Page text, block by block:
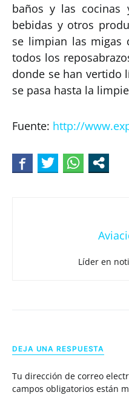
baños y las cocinas
bebidas y otros
se limpian las migas
todos los
donde se han vertido
se pasa hasta la
Fuente: http://
Líder en
DEJA UNA RESPUESTA
Tu dirección de correo
campos obligatorios están